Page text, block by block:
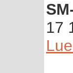
17